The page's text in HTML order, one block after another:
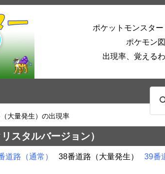
ポケットモンスタ
ポケモン
出現率、覚える
大量発生）の出現率
スタルバージョン）
道路（通常） 38番道路（大量発生）
39番